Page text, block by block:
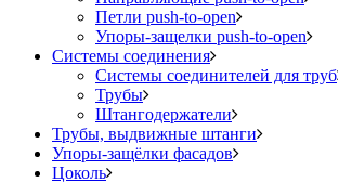
Петли push-to-open
Упоры-защелки push-to-open
Системы соединения
Системы соединителей для труб
Трубы
Штангодержатели
Трубы, выдвижные штанги
Упоры-защёлки фасадов
Цоколь